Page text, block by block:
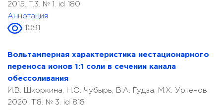
2015. T.3. № 1. id 180
Аннотация
1091
Вольтамперная характеристика нестационарного
переноса ионов 1:1 соли в сечении канала
обессоливания
И.В. Шкоркина, Н.О. Чубырь, В.А. Гудза, М.Х. Уртенов
2020. T.8. № 3. id 818